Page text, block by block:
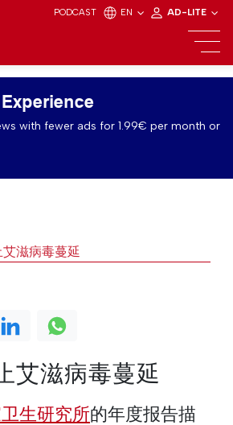
PODCAST EN AD-LITE
with fewer ads for 1.99€ per month or
滋病毒蔓延
艾滋病毒蔓延
生研究所的年度报告描